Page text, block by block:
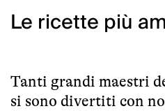
Le ricette più
Tanti grandi maestri
si sono divertiti con